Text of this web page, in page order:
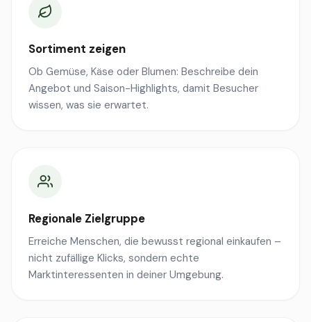
Sortiment zeigen
Ob Gemüse, Käse oder Blumen: Beschreibe dein
Angebot und Saison-Highlights, damit Besucher
wissen, was sie erwartet.
Regionale Zielgruppe
Erreiche Menschen, die bewusst regional einkaufen –
nicht zufällige Klicks, sondern echte
Marktinteressenten in deiner Umgebung.